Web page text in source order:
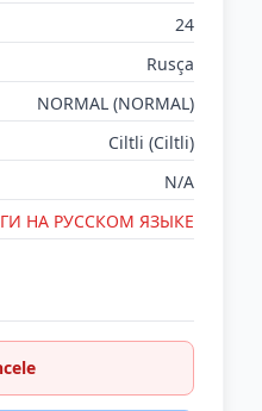
24
Rusça
NORMAL (NORMAL)
Ciltli (Ciltli)
N/A
НА РУССКОМ ЯЗЫКЕ